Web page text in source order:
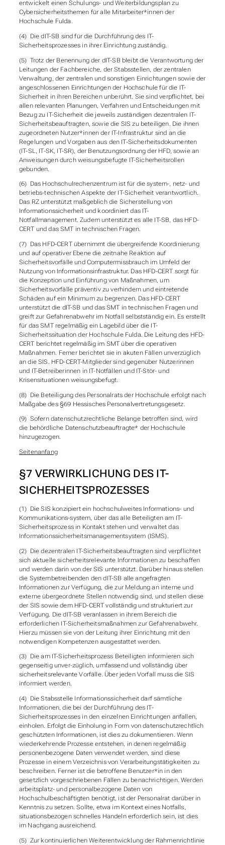
entwickelt einen Schulungs- und Weiterbildungsplan zu
Cybersicherheitsthemen für alle Mitarbeiter*innen der
Hochschule Fulda.
(4) Die dIT-SB sind für die Durchführung des IT-
Sicherheitsprozesses in ihrer Einrichtung zuständig.
(5) Trotz der Benennung der dIT-SB bleibt die Verantwortung der
Leitungen der Fachbereiche, der Stabsstellen, der zentralen
Verwaltung, der zentralen und sonstigen Einrichtungen sowie der
angeschlossenen Einrichtungen der Hochschule für die IT-
Sicherheit in ihren Bereichen unberührt. Sie sind verpflichtet, bei
allen relevanten Planungen, Verfahren und Entscheidungen mit
Bezug zu IT-Sicherheit die jeweils zuständigen dezentralen IT-
Sicherheitsbeauftragten, sowie die SIS zu beteiligen. Die ihnen
zugeordneten Nutzer*innen der IT-Infrastruktur sind an die
Regelungen und Vorgaben aus den IT-Sicherheitsdokumenten
(IT-SL, IT-SK, IT-SR), der Benutzungsordnung der HFD, sowie an
Anweisungen durch weisungsbefugte IT-Sicherheitsrollen
gebunden.
(6) Das Hochschulrechenzentrum ist für die system-, netz- und
betriebs-technischen Aspekte der IT-Sicherheit verantwortlich.
Das RZ unterstützt maßgeblich die Sicherstellung von
Informationssicherheit und koordiniert das IT-
Notfallmanagement. Zudem unterstützt es alle IT-SB, das HFD-
CERT und das SMT in technischen Fragen.
(7) Das HFD-CERT übernimmt die übergreifende Koordinierung
und auf operativer Ebene die zeitnahe Reaktion auf
Sicherheitsvorfälle und Computermissbrauch im Umfeld der
Nutzung von Informationsinfrastruktur. Das HFD-CERT sorgt für
die Konzeption und Einführung von Maßnahmen, um
Sicherheitsvorfälle präventiv zu verhindern und eintretende
Schäden auf ein Minimum zu begrenzen. Das HFD-CERT
unterstützt die dIT-SB und das SMT in technischen Fragen und
greift zur Gefahrenabwehr im Notfall selbstständig ein. Es erstellt
für das SMT regelmäßig ein Lagebild über die IT-
Sicherheitssituation der Hochschule Fulda. Die Leitung des HFD-
CERT berichtet regelmäßig im SMT über die operativen
Maßnahmen. Ferner berichtet sie in akuten Fällen unverzüglich
an die SIS. HFD-CERT-Mitglieder sind gegenüber Nutzerinnen
und IT-Betreiberinnen in IT-Notfällen und IT-Stör- und
Krisensituationen weisungsbefugt.
(8) Die Beteiligung des Personalrats der Hochschule erfolgt nach
Maßgabe des §69 Hessisches Personalvertretungsgesetz.
(9) Sofern datenschutzrechtliche Belange betroffen sind, wird
die behördliche Datenschutzbeauftragte* der Hochschule
hinzugezogen.
Seitenanfang
§7 VERWIRKLICHUNG DES IT-
SICHERHEITSPROZESSES
(1) Die SIS konzipiert ein hochschulweites Informations- und
Kommunikations-system, über das alle Beteiligten am IT-
Sicherheitsprozess in Kontakt stehen und verwaltet das
Informationssicherheitsmanagementsystem (ISMS).
(2) Die dezentralen IT-Sicherheitsbeauftragten sind verpflichtet
sich aktuelle sicherheitsrelevante Informationen zu beschaffen
und werden darin von der SIS unterstützt. Darüber hinaus stellen
die Systembetreibenden den dIT-SB alle angefragten
Informationen zur Verfügung, die zur Meldung an interne und
externe übergeordnete Stellen notwendig sind, und stellen diese
der SIS sowie dem HFD-CERT vollständig und strukturiert zur
Verfügung. Die dIT-SB veranlassen in ihrem Bereich die
erforderlichen IT-Sicherheitsmaßnahmen zur Gefahrenabwehr.
Hierzu müssen sie von der Leitung ihrer Einrichtung mit den
notwendigen Kompetenzen ausgestattet werden.
(3) Die am IT-Sicherheitsprozess Beteiligten informieren sich
gegenseitig unver-züglich, umfassend und vollständig über
sicherheitsrelevante Vorfälle. Über jeden Vorfall muss die SIS
informiert werden.
(4) Die Stabsstelle Informationssicherheit darf sämtliche
Informationen, die bei der Durchführung des IT-
Sicherheitsprozesses in den einzelnen Einrichtungen anfallen,
einholen. Erfolgt die Einholung in Form von datenschutzrechtlich
geschützten Informationen, ist dies zu dokumentieren. Wenn
wiederkehrende Prozesse entstehen, in denen regelmäßig
personenbezogene Daten verwendet werden, sind diese
Prozesse in einem Verzeichnis von Verarbeitungstätigkeiten zu
beschreiben. Ferner ist die betroffene Benutzer*in in den
gesetzlich vorgeschriebenen Fällen zu benachrichtigen. Werden
arbeitsplatz- und personalbezogene Daten von
Hochschulbeschäftigten benötigt, ist der Personalrat darüber in
Kenntnis zu setzen. Sollte, etwa im Kontext eines Notfalls,
situationsbezogen schnelles Handeln erforderlich sein, ist dies
im Nachgang ausreichend.
(5) Zur kontinuierlichen Weiterentwicklung der Rahmenrichtlinie